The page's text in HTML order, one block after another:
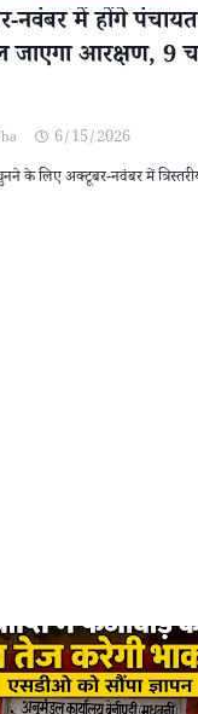
नवंबर में होंगे
जाएगा आरक्षण, 9
6/15/2026
के लिए अक्टूबर-नवंबर में